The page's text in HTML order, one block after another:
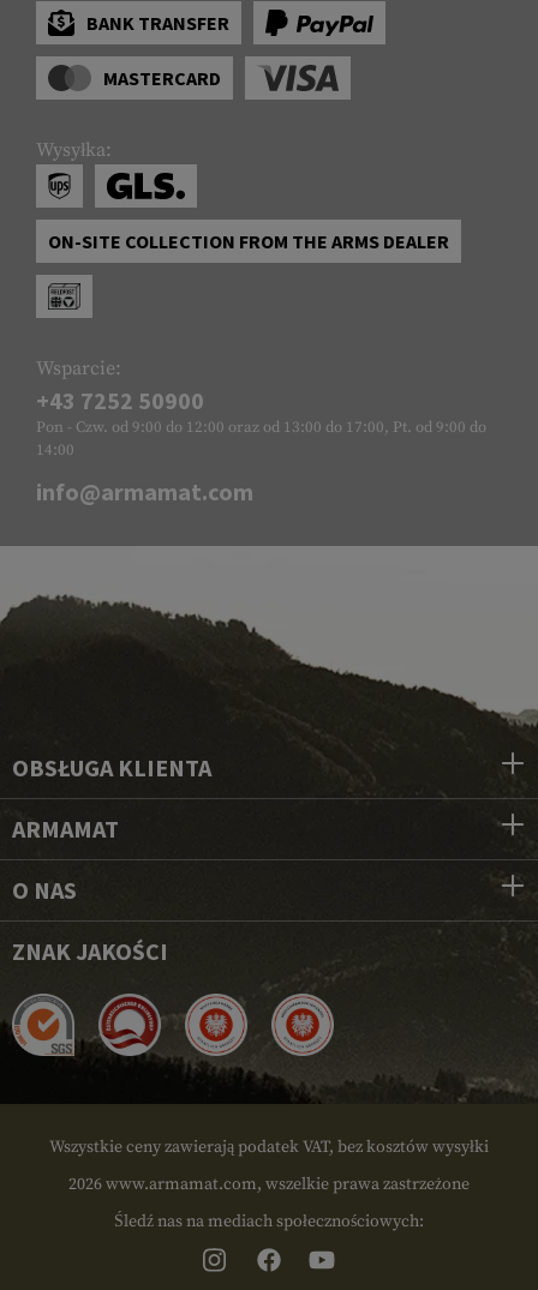
BANK TRANSFER
MASTERCARD
Wysyłka:
ON-SITE COLLECTION FROM THE ARMS DEALER
Wsparcie:
+43 7252 50900
Pon - Czw. od 9:00 do 12:00 oraz od 13:00 do 17:00, Pt. od 9:00 do
14:00
info@armamat.com
OBSŁUGA KLIENTA
ARMAMAT
O NAS
ZNAK JAKOŚCI
Wszystkie ceny zawierają podatek VAT, bez kosztów wysyłki
2026 www.armamat.com, wszelkie prawa zastrzeżone
Śledź nas na mediach społecznościowych: